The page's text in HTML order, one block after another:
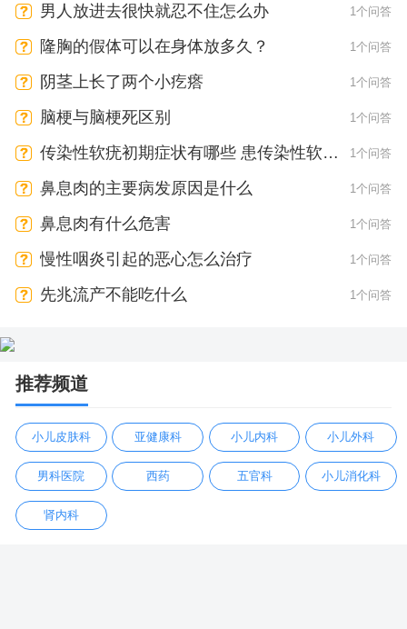
男人放进去很快就忍不住怎么办 1个问答
隆胸的假体可以在身体放多久？ 1个问答
阴茎上长了两个小疙瘩 1个问答
脑梗与脑梗死区别 1个问答
传染性软疣初期症状有哪些 患传染性软疣
会有疼痛感吗
1个问答
鼻息肉的主要病发原因是什么 1个问答
鼻息肉有什么危害 1个问答
慢性咽炎引起的恶心怎么治疗 1个问答
先兆流产不能吃什么 1个问答
推荐频道
小儿皮肤科 亚健康科 小儿内科 小儿外科
男科医院 西药 五官科 小儿消化科
肾内科